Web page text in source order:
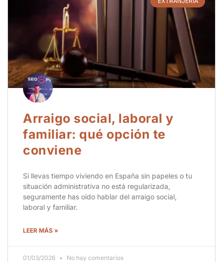
Arraigo social, laboral y
familiar: qué opción te
conviene
Si llevas tiempo viviendo en España sin papeles o tu
situación administrativa no está regularizada,
seguramente has oído hablar del arraigo social,
laboral y familiar.
LEER MÁS »
01/03/2026 No hay comentarios